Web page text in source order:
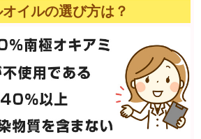
イルの選び方は？